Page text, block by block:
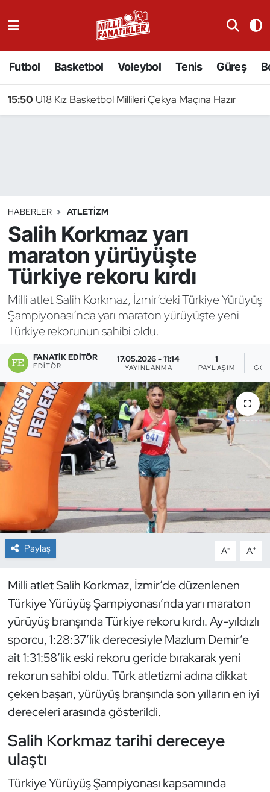
Futbol Basketbol Voleybol Tenis Güreş
15:50 U18 Kız Basketbol Millileri Çekya Maçına Hazır
HABERLER ATLETIZM
Salih Korkmaz yarı
maraton yürüyüşte
Türkiye rekoru kırdı
Milli atlet Salih Korkmaz, İzmir’deki Türkiye Yürüyüş
Şampiyonası’nda yarı maraton yürüyüşte yeni
Türkiye rekorunun sahibi oldu.
FANATIK EDITÖR
EDITÖR
17.05.2026 - 11:14
YAYINLANMA
1
PAYLAŞIM
Paylaş A- A+
Milli atlet Salih Korkmaz, İzmir’de düzenlenen
Türkiye Yürüyüş Şampiyonası’nda yarı maraton
yürüyüş branşında Türkiye rekoru kırdı. Ay-yıldızlı
sporcu, 1:28:37’lik derecesiyle Mazlum Demir’e
ait 1:31:58’lik eski rekoru geride bırakarak yeni
rekorun sahibi oldu. Türk atletizmi adına dikkat
çeken başarı, yürüyüş branşında son yılların en iyi
dereceleri arasında gösterildi.
Salih Korkmaz tarihi dereceye
ulaştı
Türkiye Yürüyüş Şampiyonası kapsamında
Badminton
Binicilik
Bisiklet
Bocce Bowling Dart
Boks
Briç
Buz Hokeyi
Buz Pateni
Çim Hokeyi
Cimnastik
Curling
Dağcılık
Dövüş Sanatı
E-Spor
Eskrim
Futbol
Genel
Golf